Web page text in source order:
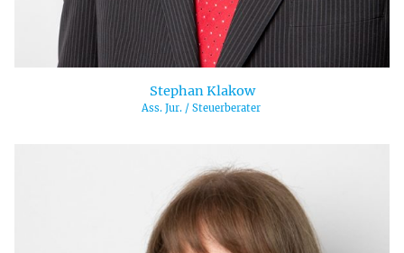
Stephan Klakow
Ass. Jur. / Steuerberater